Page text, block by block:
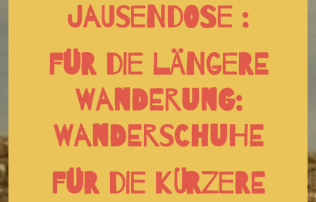
Jausendose :
für die längere
Wanderung:
Wanderschuhe
für die kürzere